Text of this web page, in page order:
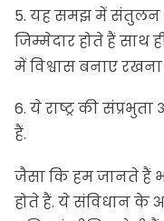
5. यह समझ में संतुलन
जिम्मेदार होते हैं साथ
में विश्वास बनाए
6. ये राष्ट्र की
हैं.
जैसा कि हम जानते हैं
होते हैं. ये संविधान के